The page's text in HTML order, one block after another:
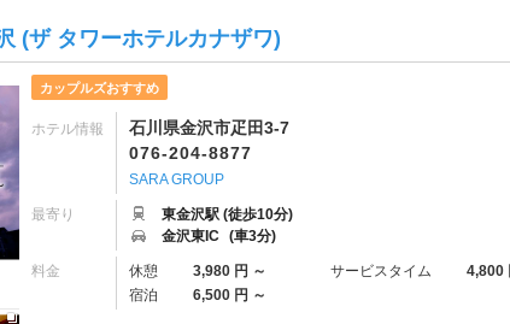
(ザ タワーホテルカナザワ)
カップルズおすすめ
ホテル情報
石川県金沢市疋田3-7
076-204-8877
SARA GROUP
最寄り
東金沢駅 (徒歩10分)
金沢東IC (車3分)
料金 休憩 3,980 円 ～ サービスタイム
4,800
宿泊
6,500 円 ～